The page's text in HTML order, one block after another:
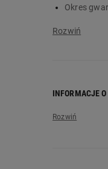
Okres
INFORMACJE
Nazwa